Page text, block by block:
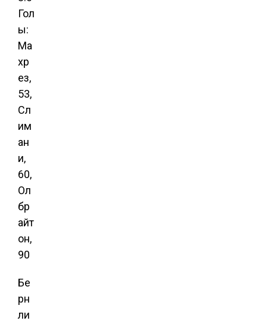
Гол
ы:
Ма
хр
ез,
53,
Сл
им
ан
и,
60,
Ол
бр
айт
он,
90
Бе
рн
ли